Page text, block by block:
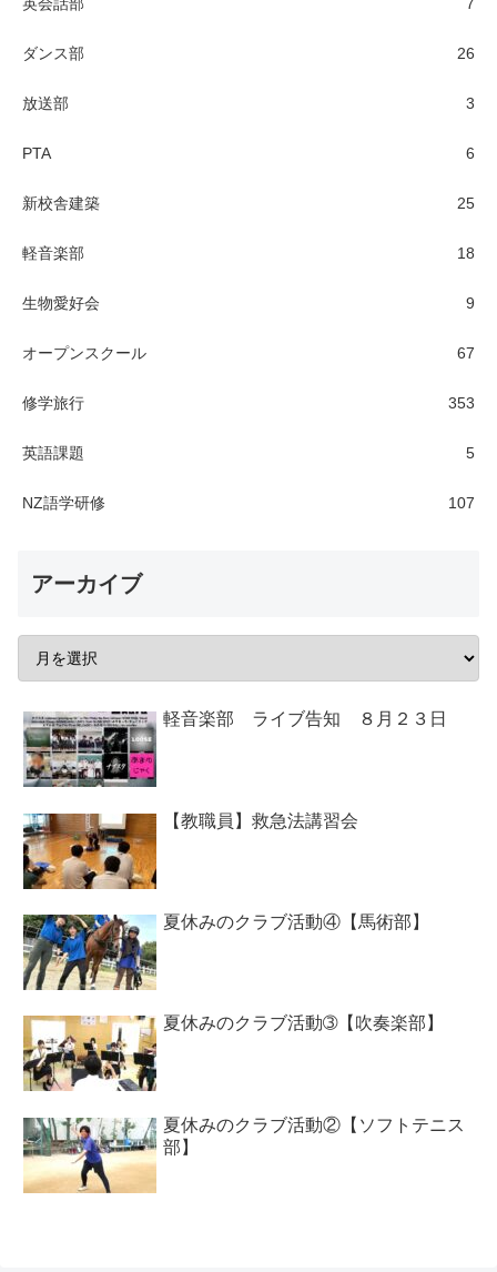
ダンス部 26
放送部 3
PTA 6
新校舎建築 25
軽音楽部 18
生物愛好会 9
オープンスクール 67
修学旅行 353
英語課題 5
NZ語学研修 107
アーカイブ
軽音楽部 ライブ告知 ８月２３日
【教職員】救急法講習会
夏休みのクラブ活動④【馬術部】
夏休みのクラブ活動➂【吹奏楽部】
夏休みのクラブ活動②【ソフトテニス
部】